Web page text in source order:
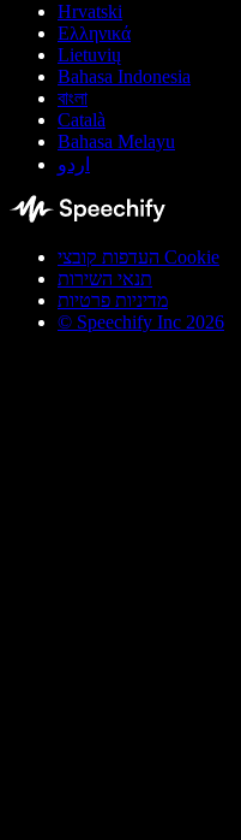
Hrvatski
Ελληνικά
Lietuvių
Bahasa Indonesia
বাংলা
Català
Bahasa Melayu
اردو
העדפות קובצי Cookie
תנאי השירות
מדיניות פרטיות
© Speechify Inc 2026